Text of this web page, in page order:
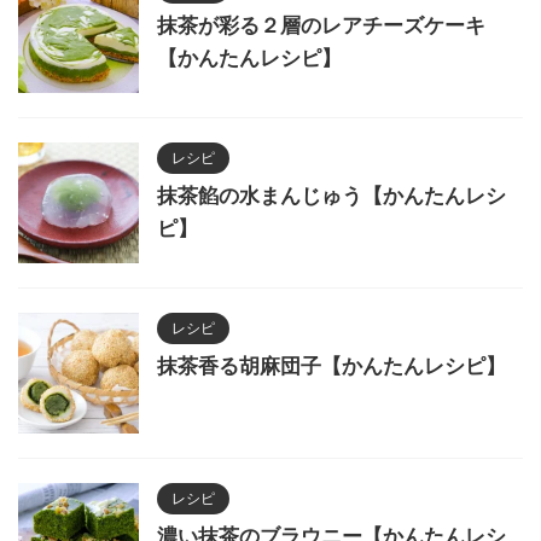
抹茶が彩る２層のレアチーズケーキ
【かんたんレシピ】
レシピ
抹茶餡の水まんじゅう【かんたんレシ
ピ】
レシピ
抹茶香る胡麻団子【かんたんレシピ】
レシピ
濃い抹茶のブラウニー【かんたんレシ